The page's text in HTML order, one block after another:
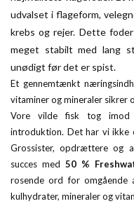
udvalset i flageform,
krebs og rejer. Dette
meget stabilt med lang
unødigt før det er spist.
Et gennemtænkt
vitaminer og mineraler sikrer
Vore vilde fisk tog imod
introduktion. Det har vi ikke
Grossister, opdrættere og
succes med50 %
rosende ord for omgående
kulhydrater, mineraler og